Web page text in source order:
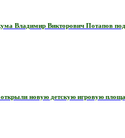
Владимир Викторович Потапов
новую детскую игровую